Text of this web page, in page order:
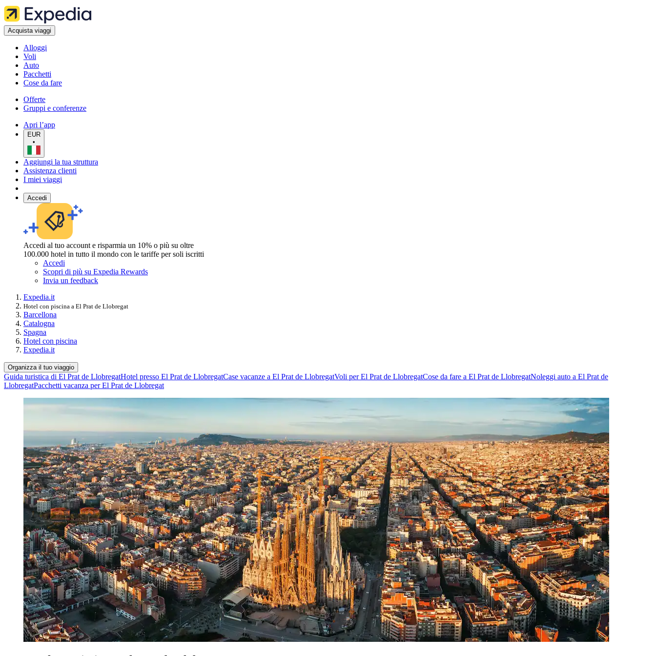
Acquista viaggi
Alloggi
Voli
Auto
Pacchetti
Cose da fare
Offerte
Gruppi e conferenze
Apri l’app
EUR
•
Aggiungi la tua struttura
Assistenza clienti
I miei viaggi
Accedi
Accedi al tuo account e risparmia un 10% o più su oltre
100.000 hotel in tutto il mondo con le tariffe per soli iscritti
Accedi
Scopri di più su Expedia Rewards
Invia un feedback
Expedia.it
Hotel con piscina a El Prat de Llobregat
Barcellona
Catalogna
Spagna
Hotel con piscina
Expedia.it
Organizza il tuo viaggio
Guida turistica di El Prat de LlobregatHotel presso El Prat de LlobregatCase vacanze a El Prat de LlobregatVoli per El Prat de LlobregatCose da fare a El Prat de LlobregatNoleggi auto a El Prat de
LlobregatPacchetti vacanza per El Prat de Llobregat